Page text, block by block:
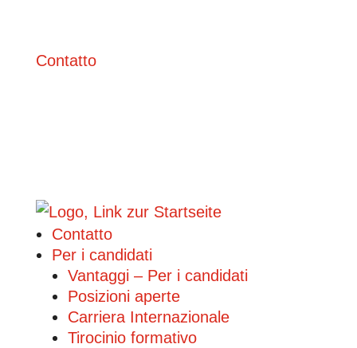
Contatto
Contatto
Per i candidati
Vantaggi – Per i candidati
Posizioni aperte
Carriera Internazionale
Tirocinio formativo